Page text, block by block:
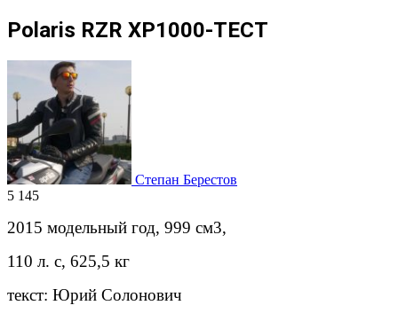
Polaris RZR XP1000-ТЕСТ
Степан Берестов
5 145
2015 модельный год, 999 см3,
110 л. с, 625,5 кг
​текст: Юрий Солонович